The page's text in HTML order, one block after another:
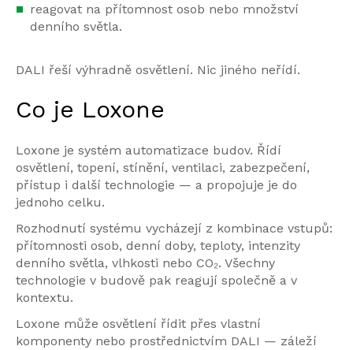
reagovat na přítomnost osob nebo množství
denního světla.
DALI řeší výhradně osvětlení. Nic jiného neřídí.
Co je Loxone
Loxone je systém automatizace budov. Řídí
osvětlení, topení, stínění, ventilaci, zabezpečení,
přístup i další technologie — a propojuje je do
jednoho celku.
Rozhodnutí systému vycházejí z kombinace vstupů:
přítomnosti osob, denní doby, teploty, intenzity
denního světla, vlhkosti nebo CO₂. Všechny
technologie v budově pak reagují společně a v
kontextu.
Loxone může osvětlení řídit přes vlastní
komponenty nebo prostřednictvím DALI — záleží